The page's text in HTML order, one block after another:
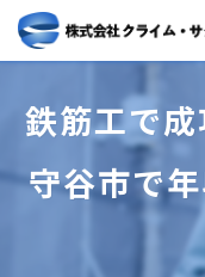
鉄筋工で
守谷市で